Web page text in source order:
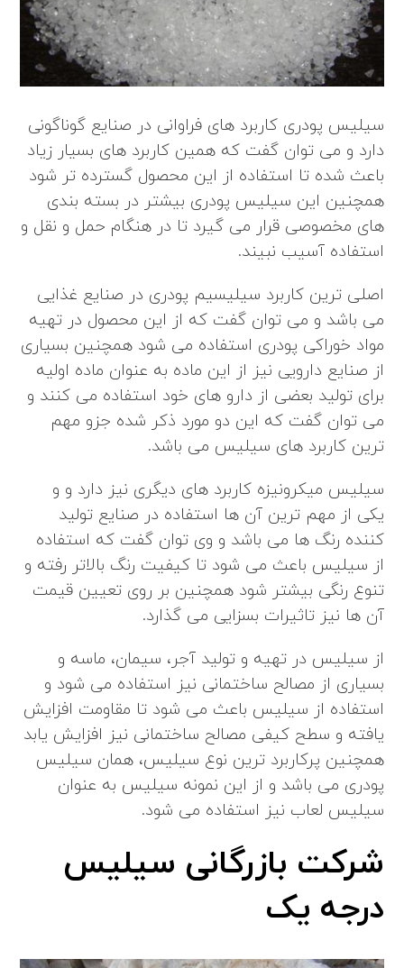
سیلیس پودری کاربرد های فراوانی در صنایع گوناگونی
دارد و می توان گفت که همین کاربرد های بسیار زیاد
باعث شده تا استفاده از این محصول گسترده تر شود
همچنین این سیلیس پودری بیشتر در بسته بندی
های مخصوصی قرار می گیرد تا در هنگام حمل و نقل و
استفاده آسیب نبیند.
اصلی ترین کاربرد سیلیسیم پودری در صنایع غذایی
می باشد و می توان گفت که از این محصول در تهیه
مواد خوراکی پودری استفاده می شود همچنین بسیاری
از صنایع دارویی نیز از این ماده به عنوان ماده اولیه
برای تولید بعضی از دارو های خود استفاده می کنند و
می توان گفت که این دو مورد ذکر شده جزو مهم
ترین کاربرد های سیلیس می باشد.
سیلیس میکرونیزه کاربرد های دیگری نیز دارد و و
یکی از مهم ترین آن ها استفاده در صنایع تولید
کننده رنگ ها می باشد و وی توان گفت که استفاده
از سیلیس باعث می شود تا کیفیت رنگ بالاتر رفته و
تنوع رنگی بیشتر شود همچنین بر روی تعیین قیمت
آن ها نیز تاثیرات بسزایی می گذارد.
از سیلیس در تهیه و تولید آجر، سیمان، ماسه و
بسیاری از مصالح ساختمانی نیز استفاده می شود و
استفاده از سیلیس باعث می شود تا مقاومت افزایش
یافته و سطح کیفی مصالح ساختمانی نیز افزایش یابد
همچنین پرکاربرد ترین نوع سیلیس، همان سیلیس
پودری می باشد و از این نمونه سیلیس به عنوان
سیلیس لعاب نیز استفاده می شود.
شرکت بازرگانی سیلیس
درجه یک